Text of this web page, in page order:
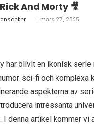
And Morty 🎥
mars 27, 2025
har blivit en ikonisk serie
sci-fi och komplexa
aspekterna av
intressanta
I denna artikel kommer vi